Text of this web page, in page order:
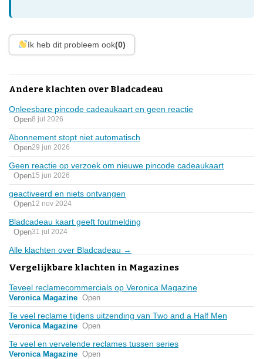
Ik heb dit probleem ook(0)
Andere klachten over Bladcadeau
Onleesbare pincode cadeaukaart en geen reactie
Open8 jul 2026
Abonnement stopt niet automatisch
Open29 jun 2026
Geen reactie op verzoek om nieuwe pincode cadeaukaart
Open15 jun 2026
geactiveerd en niets ontvangen
Open12 nov 2024
Bladcadeau kaart geeft foutmelding
Open31 jul 2024
Alle klachten over Bladcadeau →
Vergelijkbare klachten in Magazines
Teveel reclamecommercials op Veronica Magazine
Veronica Magazine Open
Te veel reclame tijdens uitzending van Two and a Half Men
Veronica Magazine Open
Te veel en vervelende reclames tussen series
Veronica Magazine Open